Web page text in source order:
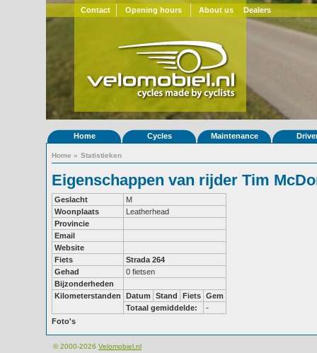
Contact Opening hours About us Dealers
Home Cycles Maintenance
Home » Statistieken
Eigenschappen van rijder Tim
Geslacht
M
Woonplaats
Leatherhead
Provincie
Email
Website
Fiets
Strada 264
Gehad
0 fietsen
Bijzonderheden
Kilometerstanden
Datum Stand Fiets Gem
Totaal gemiddelde:
-
Foto's
© 2000-2026 Velomobiel.nl